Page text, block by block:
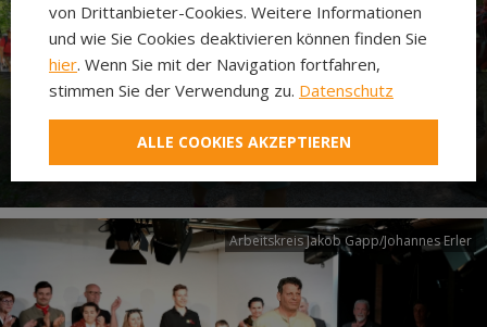
Neuer Pilgerweg Via
Laudato si’
Arbeitskreis Jakob Gapp/Johannes Erler
von Drittanbieter-Cookies. Weitere Informationen
und wie Sie Cookies deaktivieren können finden Sie
hier. Wenn Sie mit der Navigation fortfahren,
stimmen Sie der Verwendung zu. Datenschutz
ALLE COOKIES AKZEPTIEREN